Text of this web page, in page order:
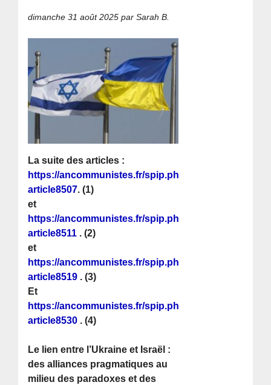
dimanche 31 août 2025 par Sarah B.
La suite des articles :
https://ancommunistes.fr/spip.php?
article8507. (1)
et
https://ancommunistes.fr/spip.php?
article8511 . (2)
et
https://ancommunistes.fr/spip.php?
article8519 . (3)
Et
https://ancommunistes.fr/spip.php?
article8530 . (4)
Le lien entre l’Ukraine et Israël :
des alliances pragmatiques au
milieu des paradoxes et des